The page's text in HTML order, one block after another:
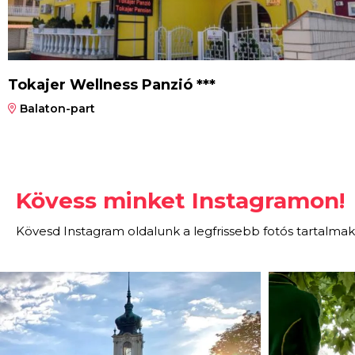
Tokajer Wellness Panzió ***
Balaton-part
Kövess minket Instagramon!
Kövesd Instagram oldalunk a legfrissebb fotós